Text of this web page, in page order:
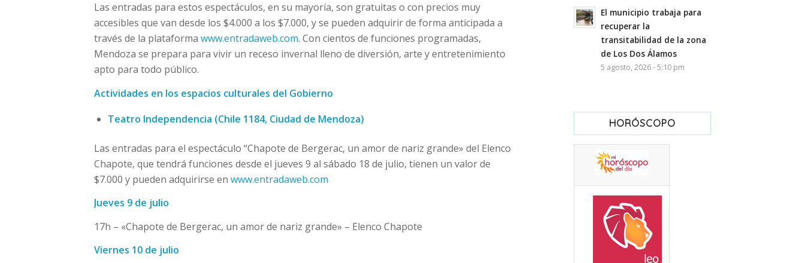
Las entradas para estos espectáculos, en su mayoría, son gratuitas o con precios muy
accesibles que van desde los $4.000 a los $7.000, y se pueden adquirir de forma anticipada a
través de la plataforma www.entradaweb.com. Con cientos de funciones programadas,
Mendoza se prepara para vivir un receso invernal lleno de diversión, arte y entretenimiento
apto para todo público.
Actividades en los espacios culturales del Gobierno
Teatro Independencia (Chile 1184, Ciudad de Mendoza)
Las entradas para el espectáculo “Chapote de Bergerac, un amor de nariz grande» del Elenco
Chapote, que tendrá funciones desde el jueves 9 al sábado 18 de julio, tienen un valor de
$7.000 y pueden adquirirse en www.entradaweb.com
Jueves 9 de julio
17h – «Chapote de Bergerac, un amor de nariz grande» – Elenco Chapote
Viernes 10 de julio
El municipio trabaja para
recuperar la
transitabilidad de la zona
de Los Dos Álamos
5 agosto, 2026 - 5:10 pm
HORÓSCOPO